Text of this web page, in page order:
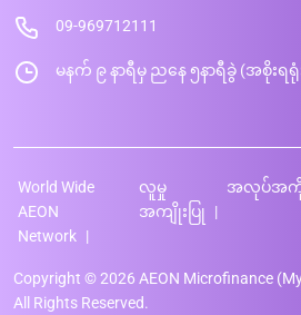
09-969712111
မနက် ၉ နာရီမှ ညနေ ၅နာရီခွဲ (အစိုး
Copyright © 2026 AEON Microfinance
All Rights Reserved.
World Wide
AEON
Network
လူမှု
အကျိုးပြု
အလုပ်အ